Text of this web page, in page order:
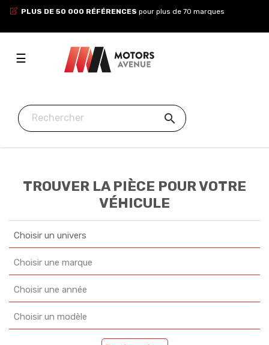
PLUS DE 50 000 RÉFÉRENCES pour plus de 70 marques
Toggle
navigation
☰

TROUVER LA PIÈCE POUR VOTRE
VÉHICULE
Choisir un univers
Choisir une marque
Choisir une année
Choisir un modèle